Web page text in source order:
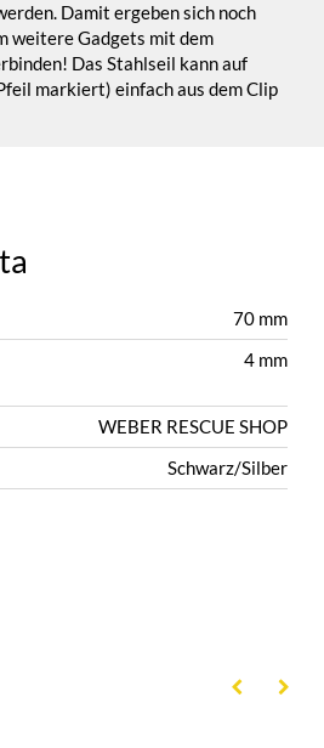
Damit ergeben sich noch
weitere Gadgets mit dem
Das Stahlseil kann auf
markiert) einfach aus dem Clip
70 mm
4 mm
WEBER RESCUE SHOP
Schwarz/Silber